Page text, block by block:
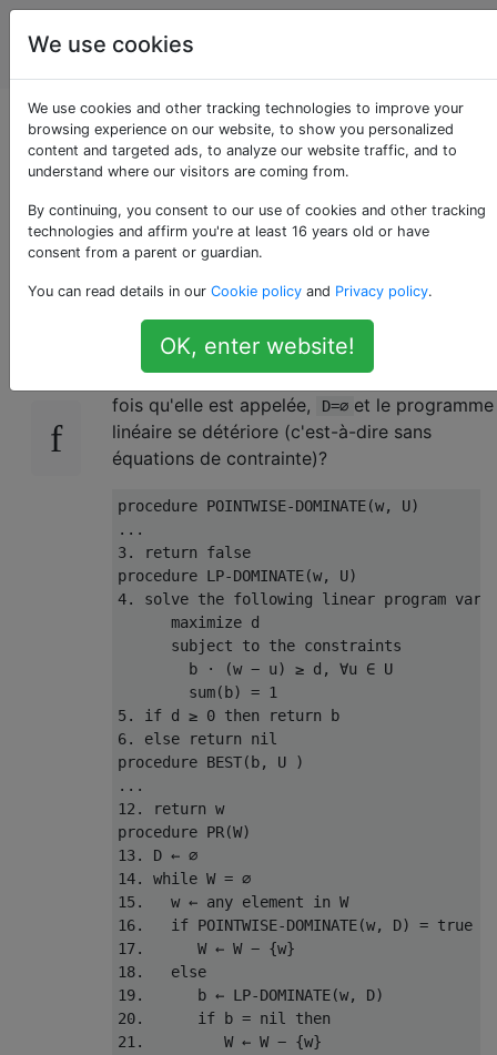
Intelligence
artificielle
Explication de la taille
«LP-dominate» de
Zilberstein?
Comment dans l'
algorithme (célèbre
Zilberstein) (uning) ci-dessous la
fonction démarre-t-elle: la première
fois qu'elle est appelée,
D=∅ et le programme
linéaire se détériore (c'est-à-dire sans
équations de contrainte)?
procedure POINTWISE-DOMINATE(w, U)
...
3. return false
procedure LP-DOMINATE(w, U)
4. solve the following linear program
      maximize d
      subject to the constraints
        b · (w − u) ≥ d, ∀u ∈ U
        sum(b) = 1
5. if d ≥ 0 then return b
6. else return nil
procedure BEST(b, U )
...
12. return w
procedure PR(W)
13. D ← ∅
14. while W = ∅
15.   w ← any element in W
16.   if POINTWISE-DOMINATE(w, D) = true
17.      W ← W − {w}
18.   else
19.      b ← LP-DOMINATE(w, D)
20.      if b = nil then
21.         W ← W − {w}
We use cookies
We use cookies and other tracking technologies to improve your
browsing experience on our website, to show you personalized
content and targeted ads, to analyze our website traffic, and to
understand where our visitors are coming from.
By continuing, you consent to our use of cookies and other tracking
technologies and affirm you're at least 16 years old or have
consent from a parent or guardian.
You can read details in our Cookie policy and Privacy policy.
OK, enter website!